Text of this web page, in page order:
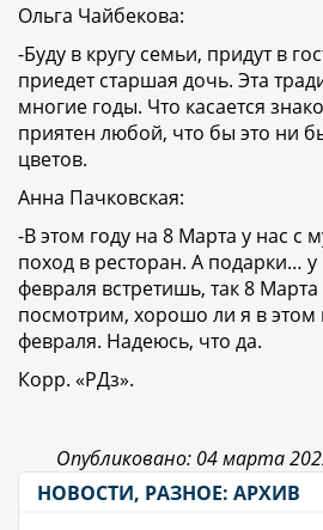
Ольга Чайбекова:
-Буду в кругу семьи, придут в
приедет старшая дочь. Эта
многие годы. Что касается
приятен любой, что бы это ни
цветов.
Анна Пачковская:
-В этом году на 8 Марта у нас с
поход в ресторан. А подарки…
февраля встретишь, так 8
посмотрим, хорошо ли я в этом
февраля. Надеюсь, что да.
Корр. «РДз».
Опубликовано: 04 марта
НОВОСТИ, РАЗНОЕ: АРХИВ